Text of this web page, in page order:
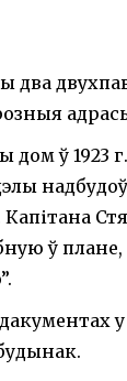
два
дом ў 1923
ў
у